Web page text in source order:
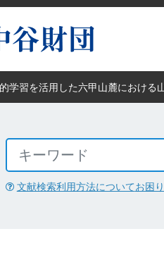
学習を活用した六甲山麓における
文献検索利用方法についてお困